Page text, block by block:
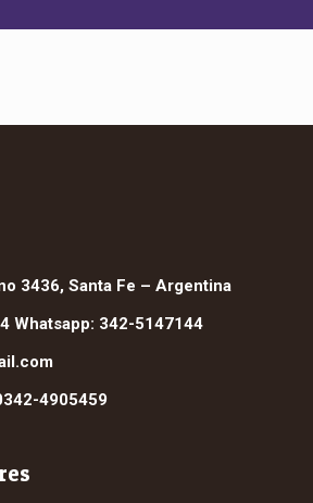
3436, Santa Fe – Argentina
Whatsapp: 342-5147144
4905459